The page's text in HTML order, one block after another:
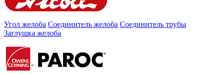
Угол желоба Соединитель желоба Соединитель трубы
Заглушка желоба